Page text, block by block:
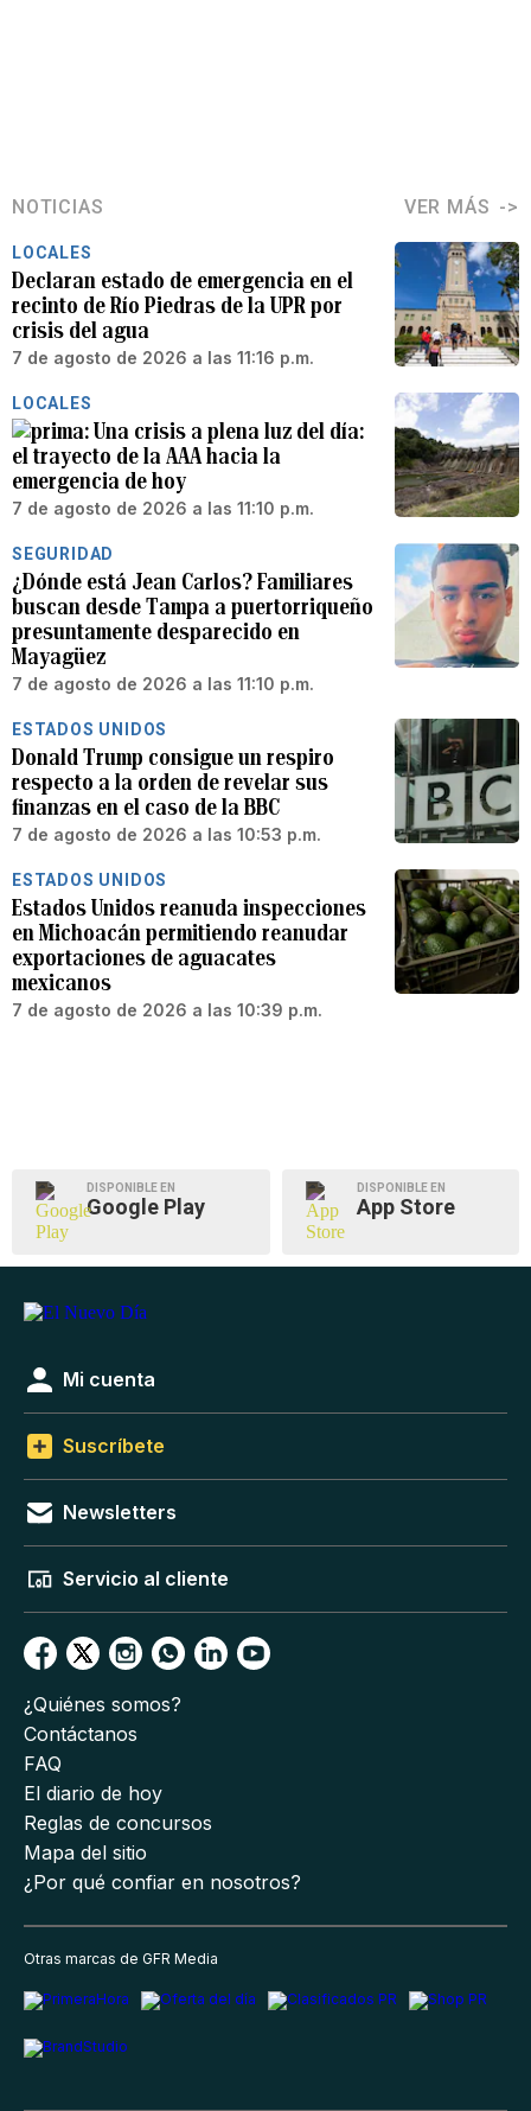
NOTICIAS VER MÁS
LOCALES
Declaran estado de emergencia en el
recinto de Río Piedras de la UPR por
crisis del agua
7 de agosto de 2026 a las 11:16 p.m.
LOCALES
Una crisis a plena luz del día:
el trayecto de la AAA hacia la
emergencia de hoy
7 de agosto de 2026 a las 11:10 p.m.
SEGURIDAD
¿Dónde está Jean Carlos? Familiares
buscan desde Tampa a puertorriqueño
presuntamente desparecido en
Mayagüez
7 de agosto de 2026 a las 11:10 p.m.
ESTADOS UNIDOS
Donald Trump consigue un respiro
respecto a la orden de revelar sus
finanzas en el caso de la BBC
7 de agosto de 2026 a las 10:53 p.m.
ESTADOS UNIDOS
Estados Unidos reanuda inspecciones
en Michoacán permitiendo reanudar
exportaciones de aguacates
mexicanos
7 de agosto de 2026 a las 10:39 p.m.
DISPONIBLE EN
Google Play
DISPONIBLE EN
App Store
Mi cuenta
Suscríbete
Newsletters
Servicio al cliente
¿Quiénes somos?
Contáctanos
FAQ
El diario de hoy
Reglas de concursos
Mapa del sitio
¿Por qué confiar en nosotros?
Otras marcas de GFR Media